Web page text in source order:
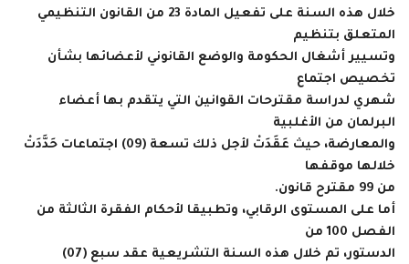
خلال هذه السنة على تفعيل المادة 23 من القانون التنظيمي
المتعلق بتنظيم
وتسيير أشغال الحكومة والوضع القانوني لأعضائها بشأن
تخصيص اجتماع
شهري لدراسة مقترحات القوانين التي يتقدم بها أعضاء
البرلمان من الأغلبية
والمعارضة، حيث عَقَدَتْ لأجل ذلك تسعة (09) اجتماعات حَدَّدَتْ
خلالها موقفها
من 99 مقترح قانون.
أما على المستوى الرقابي، وتطبيقا لأحكام الفقرة الثالثة من
الفصل 100 من
الدستور، تم خلال هذه السنة التشريعية عقد سبع (07)